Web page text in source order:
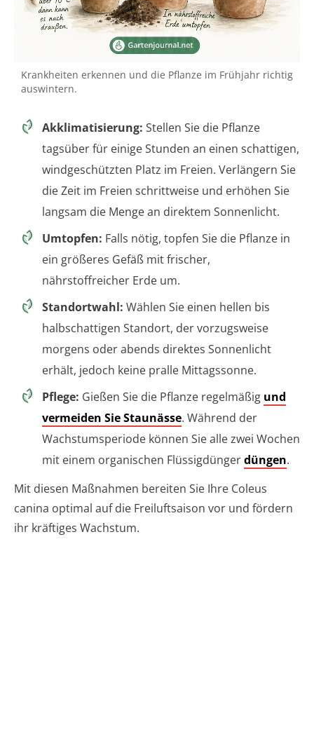
Krankheiten erkennen und die Pflanze im Frühjahr richtig
auswintern.
Akklimatisierung: Stellen Sie die Pflanze
tagsüber für einige Stunden an einen schattigen,
windgeschützten Platz im Freien. Verlängern Sie
die Zeit im Freien schrittweise und erhöhen Sie
langsam die Menge an direktem Sonnenlicht.
Umtopfen: Falls nötig, topfen Sie die Pflanze in
ein größeres Gefäß mit frischer,
nährstoffreicher Erde um.
Standortwahl: Wählen Sie einen hellen bis
halbschattigen Standort, der vorzugsweise
morgens oder abends direktes Sonnenlicht
erhält, jedoch keine pralle Mittagssonne.
Pflege: Gießen Sie die Pflanze regelmäßig und
vermeiden Sie Staunässe. Während der
Wachstumsperiode können Sie alle zwei Wochen
mit einem organischen Flüssigdüngerdüngen.
Mit diesen Maßnahmen bereiten Sie Ihre Coleus
canina optimal auf die Freiluftsaison vor und fördern
ihr kräftiges Wachstum.